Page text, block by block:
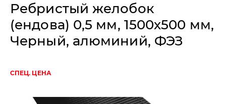
Ребристый желобок
(ендова) 0,5 мм, 1500х500 мм,
Черный, алюминий, ФЭЗ
СПЕЦ. ЦЕНА